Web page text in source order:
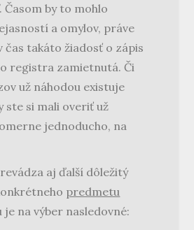
Časom by to mohlo
a omylov, práve
čas takáto žiadosť o zápis
registra zamietnutá. Či
už náhodou existuje
ste si mali overiť už
jednoducho, na
aj ďalší dôležitý
predmetu
je na výber nasledovné: